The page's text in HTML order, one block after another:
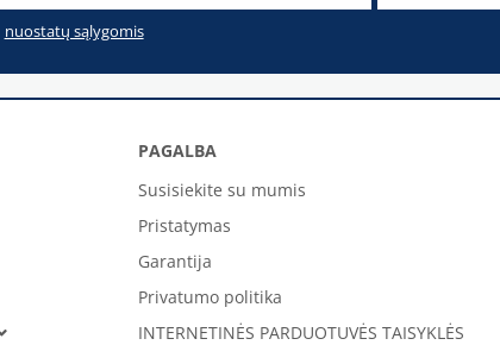
nuostatų sąlygomis
PAGALBA
Susisiekite su mumis
Pristatymas
Garantija
Privatumo politika
INTERNETINĖS PARDUOTUVĖS TAISYKLĖS